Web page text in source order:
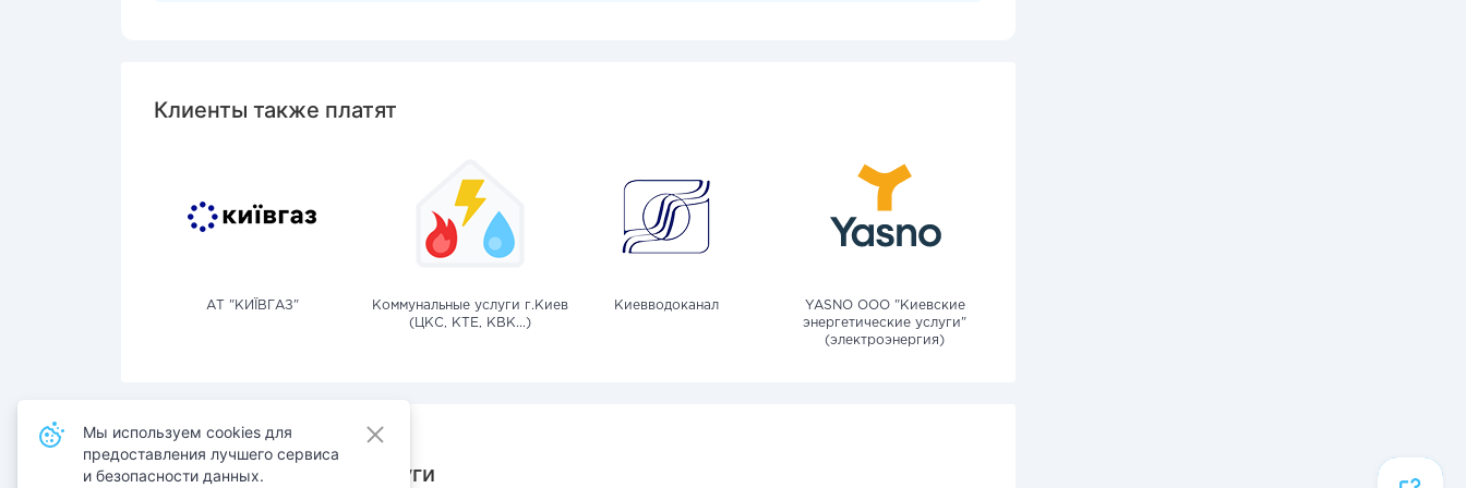
Клиенты также платят
АТ "КИЇВГАЗ"
Коммунальные услуги г.Киев
(ЦКС, КТЕ, КВК...)
Киевводоканал
YASNO OOO "Киевские
энергетические услуги"
(электроэнергия)
Также оплачивают услуги
Мы используем cookies для
предоставления лучшего сервиса
и безопасности данных.